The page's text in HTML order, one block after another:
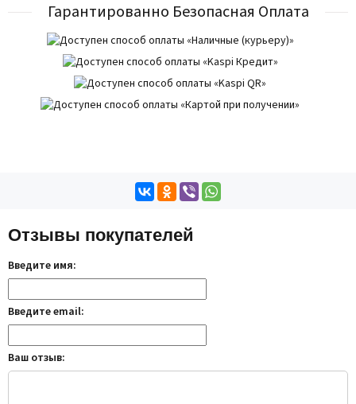
Гарантированно Безопасная Оплата
Отзывы покупателей
Введите имя:
Введите email:
Ваш отзыв: